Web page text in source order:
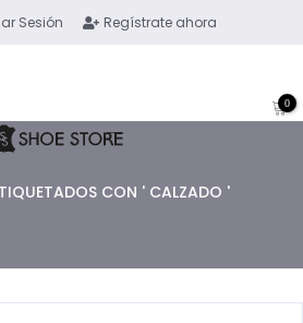
Sesión Regístrate ahora
0
CON ' CALZADO '